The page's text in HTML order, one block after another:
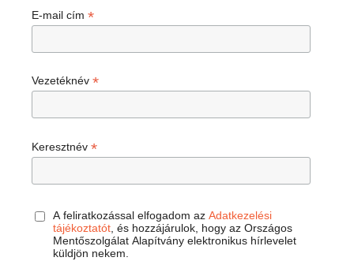
E-mail cím *
Vezetéknév *
Keresztnév *
A feliratkozással elfogadom az Adatkezelési
tájékoztatót , és hozzájárulok, hogy az Országos
Mentőszolgálat Alapítvány elektronikus hírlevelet
küldjön nekem.